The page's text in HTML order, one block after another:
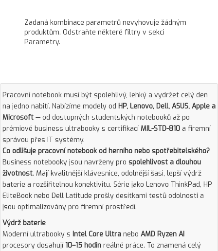
Zadaná kombinace parametrů nevyhovuje žádným
produktům. Odstraňte některé filtry v sekci
Parametry.
Pracovní notebook musí být spolehlivý, lehký a vydržet celý den
na jedno nabití. Nabízíme modely od HP, Lenovo, Dell, ASUS, Apple a
Microsoft — od dostupných studentských notebooků až po
prémiové business ultrabooky s certifikací MIL-STD-810 a firemní
správou přes IT systémy.
Co odlišuje pracovní notebook od herního nebo spotřebitelského?
Business notebooky jsou navrženy pro spolehlivost a dlouhou
životnost. Mají kvalitnější klávesnice, odolnější šasi, lepší výdrž
baterie a rozšiřitelnou konektivitu. Série jako Lenovo ThinkPad, HP
EliteBook nebo Dell Latitude prošly desítkami testů odolnosti a
jsou optimalizovány pro firemní prostředí.
Výdrž baterie
Moderní ultrabooky s Intel Core Ultra nebo AMD Ryzen AI
procesory dosahují 10–15 hodin reálné práce. To znamená celý